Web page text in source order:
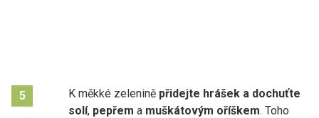
5 K měkké zelenině přidejte hrášek a dochuťte
solí, pepřem a muškátovým oříškem. Toho